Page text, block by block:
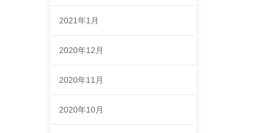
2021年1月
2020年12月
2020年11月
2020年10月